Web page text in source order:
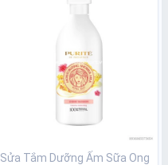
Sửa Tắm Dưỡng Ấm Sữa Ong